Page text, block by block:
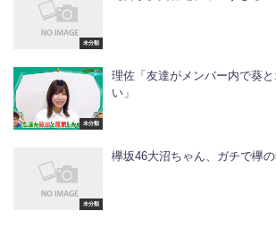
未分類
未分類
理佐「友達がメンバー内で葵
い」
未分類
欅坂46大沼ちゃん、ガチで欅